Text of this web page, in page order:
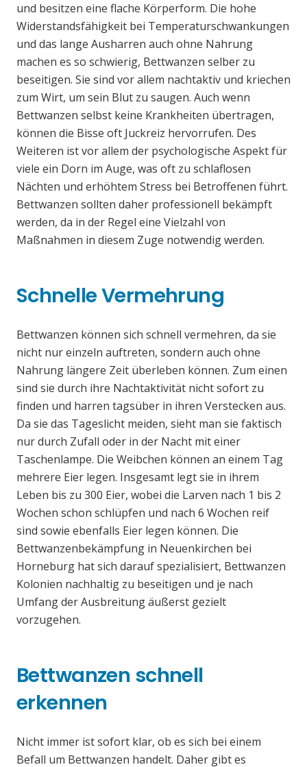
und besitzen eine flache Körperform. Die hohe
Widerstandsfähigkeit bei Temperaturschwankungen
und das lange Ausharren auch ohne Nahrung
machen es so schwierig, Bettwanzen selber zu
beseitigen. Sie sind vor allem nachtaktiv und kriechen
zum Wirt, um sein Blut zu saugen. Auch wenn
Bettwanzen selbst keine Krankheiten übertragen,
können die Bisse oft Juckreiz hervorrufen. Des
Weiteren ist vor allem der psychologische Aspekt für
viele ein Dorn im Auge, was oft zu schlaflosen
Nächten und erhöhtem Stress bei Betroffenen führt.
Bettwanzen sollten daher professionell bekämpft
werden, da in der Regel eine Vielzahl von
Maßnahmen in diesem Zuge notwendig werden.
Schnelle Vermehrung
Bettwanzen können sich schnell vermehren, da sie
nicht nur einzeln auftreten, sondern auch ohne
Nahrung längere Zeit überleben können. Zum einen
sind sie durch ihre Nachtaktivität nicht sofort zu
finden und harren tagsüber in ihren Verstecken aus.
Da sie das Tageslicht meiden, sieht man sie faktisch
nur durch Zufall oder in der Nacht mit einer
Taschenlampe. Die Weibchen können an einem Tag
mehrere Eier legen. Insgesamt legt sie in ihrem
Leben bis zu 300 Eier, wobei die Larven nach 1 bis 2
Wochen schon schlüpfen und nach 6 Wochen reif
sind sowie ebenfalls Eier legen können. Die
Bettwanzenbekämpfung in Neuenkirchen bei
Horneburg hat sich darauf spezialisiert, Bettwanzen
Kolonien nachhaltig zu beseitigen und je nach
Umfang der Ausbreitung äußerst gezielt
vorzugehen.
Bettwanzen schnell
erkennen
Nicht immer ist sofort klar, ob es sich bei einem
Befall um Bettwanzen handelt. Daher gibt es